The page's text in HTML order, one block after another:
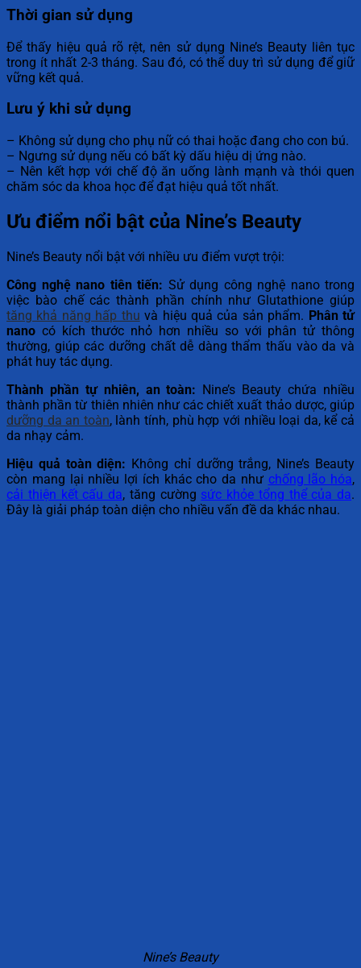
Thời gian sử dụng
Để thấy hiệu quả rõ rệt, nên sử dụng Nine’s Beauty liên tục
trong ít nhất 2-3 tháng. Sau đó, có thể duy trì sử dụng để giữ
vững kết quả.
Lưu ý khi sử dụng
– Không sử dụng cho phụ nữ có thai hoặc đang cho con bú.
– Ngưng sử dụng nếu có bất kỳ dấu hiệu dị ứng nào.
– Nên kết hợp với chế độ ăn uống lành mạnh và thói quen
chăm sóc da khoa học để đạt hiệu quả tốt nhất.
Ưu điểm nổi bật của Nine’s Beauty
Nine’s Beauty nổi bật với nhiều ưu điểm vượt trội:
Công nghệ nano tiên tiến: Sử dụng công nghệ nano trong
việc bào chế các thành phần chính như Glutathione giúp
tăng khả năng hấp thu và hiệu quả của sản phẩm. Phân tử
nano có kích thước nhỏ hơn nhiều so với phân tử thông
thường, giúp các dưỡng chất dễ dàng thẩm thấu vào da và
phát huy tác dụng.
Thành phần tự nhiên, an toàn: Nine’s Beauty chứa nhiều
thành phần từ thiên nhiên như các chiết xuất thảo dược, giúp
dưỡng da an toàn, lành tính, phù hợp với nhiều loại da, kể cả
da nhạy cảm.
Hiệu quả toàn diện: Không chỉ dưỡng trắng, Nine’s Beauty
còn mang lại nhiều lợi ích khác cho da như chống lão hóa,
cải thiện kết cấu da, tăng cường sức khỏe tổng thể của da.
Đây là giải pháp toàn diện cho nhiều vấn đề da khác nhau.
Nine’s Beauty